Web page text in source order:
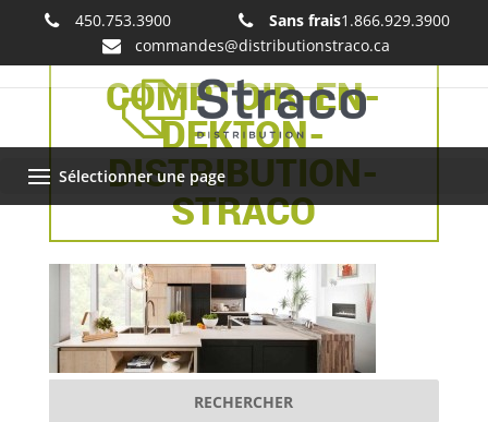
450.753.3900 Sans frais1.866.929.3900
commandes@distributionstraco.ca
Sélectionner une page
COMPTOIR-EN-
DEKTON-
DISTRIBUTION-
STRACO